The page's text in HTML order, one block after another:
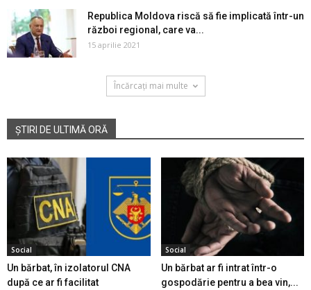
Republica Moldova riscă să fie implicată într-un
război regional, care va...
15 aprilie 2021
Încărcați mai multe
ȘTIRI DE ULTIMĂ ORĂ
Social
Un bărbat, în izolatorul CNA
după ce ar fi facilitat
Social
Un bărbat ar fi intrat într-o
gospodărie pentru a bea vin,...